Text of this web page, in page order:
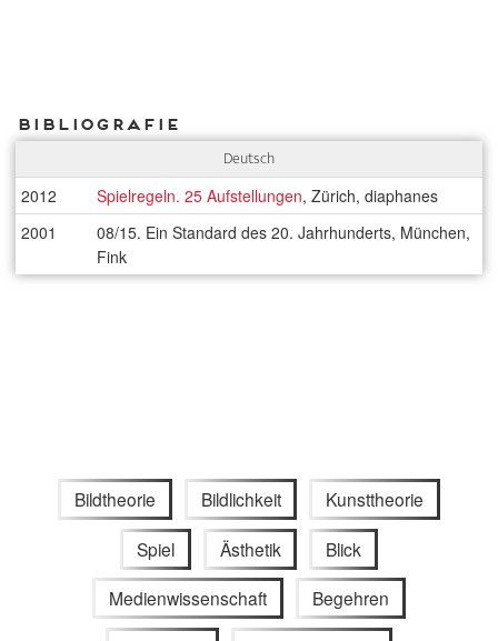
Bibliografie
Deutsch
2012 Spielregeln. 25 Aufstellungen, Zürich, diaphanes
2001
08/15. Ein Standard des 20. Jahrhunderts, München,
Fink
Bildtheorie Bildlichkeit Kunsttheorie
Spiel Ästhetik Blick
Medienwissenschaft Begehren